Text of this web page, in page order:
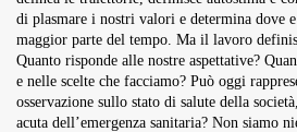
di plasmare i nostri valori e determina dove
maggior parte del tempo. Ma il lavoro
Quanto risponde alle nostre aspettative?
e nelle scelte che facciamo? Può oggi
osservazione sullo stato di salute della
acuta dell’emergenza sanitaria? Non siamo